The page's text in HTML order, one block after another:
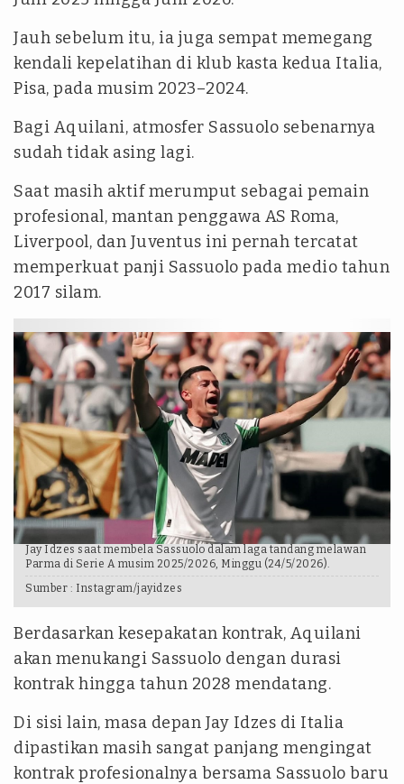
Jauh sebelum itu, ia juga sempat memegang
kendali kepelatihan di klub kasta kedua Italia,
Pisa, pada musim 2023–2024.
Bagi Aquilani, atmosfer Sassuolo sebenarnya
sudah tidak asing lagi.
Saat masih aktif merumput sebagai pemain
profesional, mantan penggawa AS Roma,
Liverpool, dan Juventus ini pernah tercatat
memperkuat panji Sassuolo pada medio tahun
2017 silam.
Jay Idzes saat membela Sassuolo dalam laga tandang melawan
Parma di Serie A musim 2025/2026, Minggu (24/5/2026).
Sumber : Instagram/jayidzes
Berdasarkan kesepakatan kontrak, Aquilani
akan menukangi Sassuolo dengan durasi
kontrak hingga tahun 2028 mendatang.
Di sisi lain, masa depan Jay Idzes di Italia
dipastikan masih sangat panjang mengingat
kontrak profesionalnya bersama Sassuolo baru